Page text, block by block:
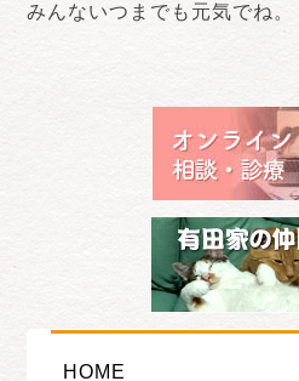
みんないつまでも元気でね。
HOME